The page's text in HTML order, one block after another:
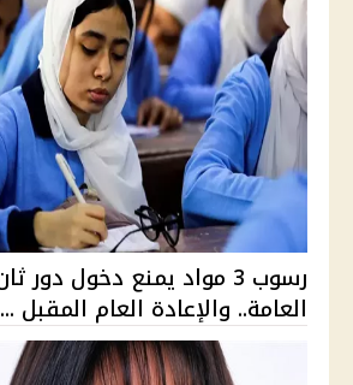
رسوب 3 مواد يمنع دخول دور
العامة.. والإعادة العام المقبل ...